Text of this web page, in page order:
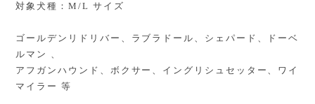
対象犬種：M/L サイズ
ゴールデンリドリバー、ラブラドール、シェパード、ドーベ
ルマン 、
アフガンハウンド、ボクサー、イングリシュセッター、ワイ
マイラー 等